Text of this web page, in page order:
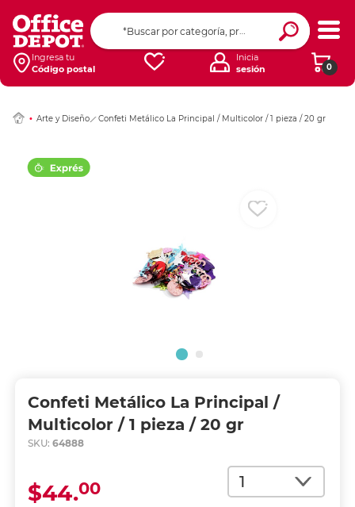
Ingresa tu
Código postal
0
Inicia
sesión
Arte y Diseño Confeti Metálico La Principal / Multicolor / 1 pieza / 20 gr
Confeti Metálico La Principal /
Multicolor / 1 pieza / 20 gr
SKU: 64888
Cantidad
$44.00
Ingresar Codigo